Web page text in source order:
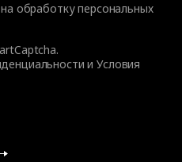
обработку персональных
иУсловия